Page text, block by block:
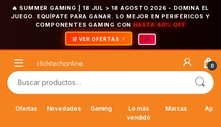
🔥 SUMMER GAMING | 18 JUL > 18 AGOSTO 2026 - DOMINA EL
JUEGO. EQUÍPATE PARA GANAR. LO MEJOR EN PERIFÉRICOS Y
COMPONENTES GAMING CON HASTA 40% OFF
🛒 VER OFERTAS ×
Open 0
Buscar por:
Ofertas Novedades Gaming
Lo más
vendido
Marcas